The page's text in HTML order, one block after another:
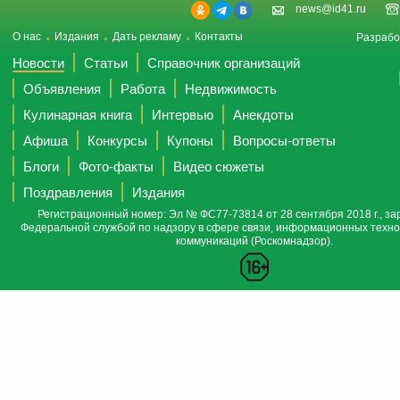
news@id41.ru
О нас Издания Дать рекламу Контакты
Новости Статьи
Справочник организаций
Объявления
Работа
Недвижимость
Кулинарная книга
Интервью
Анекдоты
Афиша
Конкурсы Купоны
Вопросы-ответы
Блоги
Фото-факты
Видео сюжеты
Поздравления
Издания
Регистрационный номер: Эл № ФС77-73814 от 28 сентября 2018 г.,
Федеральной службой по надзору в сфере связи, информационных
коммуникаций (Роскомнадзор).